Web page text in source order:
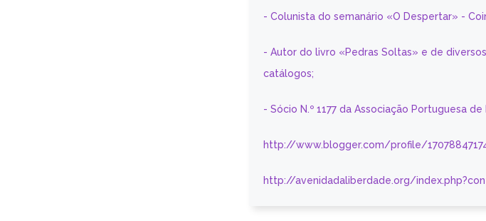
- Colunista do semanário «O Despertar» -
- Autor do livro «Pedras Soltas» e de
catálogos;
- Sócio N.º 1177 da Associação Portuguesa de
http://www.blogger.com/profile/
http://avenidadaliberdade.org/